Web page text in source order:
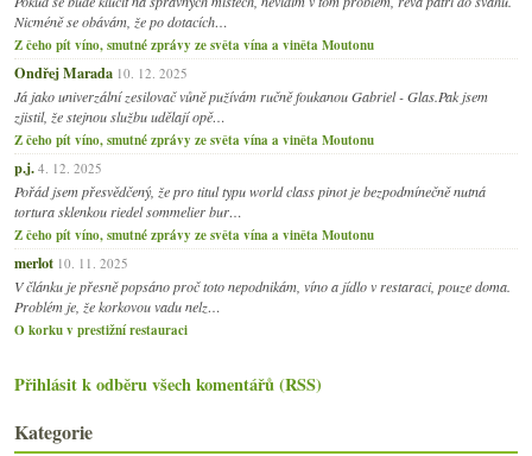
Nicméně se obávám, že po dotacích…
Z čeho pít víno, smutné zprávy ze světa vína a viněta Moutonu
Ondřej Marada 10. 12. 2025
Já jako univerzální zesilovač vůně pužívám ručně foukanou Gabriel - Glas.Pak jsem
zjistil, že stejnou službu udělají opě…
Z čeho pít víno, smutné zprávy ze světa vína a viněta Moutonu
p.j. 4. 12. 2025
Pořád jsem přesvědčený, že pro titul typu world class pinot je bezpodmínečně nutná
tortura sklenkou riedel sommelier bur…
Z čeho pít víno, smutné zprávy ze světa vína a viněta Moutonu
merlot 10. 11. 2025
V článku je přesně popsáno proč toto nepodnikám, víno a jídlo v restaraci, pouze doma.
Problém je, že korkovou vadu nelz…
O korku v prestižní restauraci
Přihlásit k odběru všech komentářů (RSS)
Kategorie